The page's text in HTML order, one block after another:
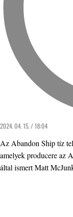
2024. 04. 15. / 18:04
Az Abandon Ship tíz
amelyek producere az
által ismert Matt